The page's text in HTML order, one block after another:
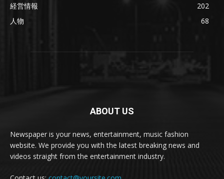
経営情報
202
人物
68
ABOUT US
Newspaper is your news, entertainment, music fashion
website. We provide you with the latest breaking news and
videos straight from the entertainment industry.